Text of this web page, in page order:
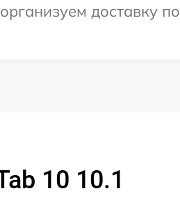
доставку по
10 10.1